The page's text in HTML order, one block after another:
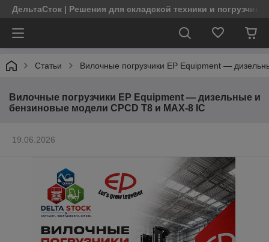
ДельтаСток | Решения для складской техники и
Статьи Вилочные погрузчики EP Equipment —
Вилочные погрузчики EP Equipment — дизельные и
бензиновые модели CPCD T8 и MAX-8 IC
19.06.2026